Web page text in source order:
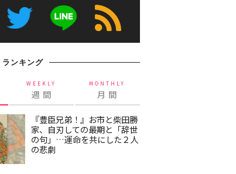
ランキング
WEEKLY
週 間
MONTHLY
月 間
『豊臣兄弟！』お市と柴田勝
家、自刃しての最期と「辞世
の句」…運命を共にした２人
の悲劇